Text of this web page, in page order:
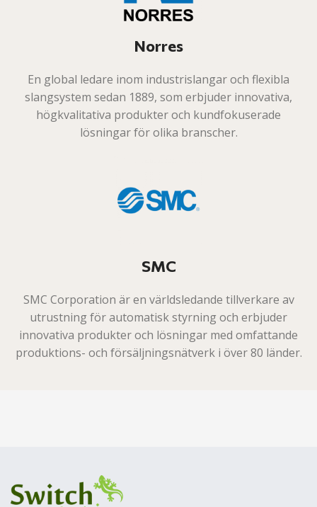
Norres
En global ledare inom industrislangar och flexibla
slangsystem sedan 1889, som erbjuder innovativa,
högkvalitativa produkter och kundfokuserade
lösningar för olika branscher.
SMC
SMC Corporation är en världsledande tillverkare av
utrustning för automatisk styrning och erbjuder
innovativa produkter och lösningar med omfattande
produktions- och försäljningsnätverk i över 80 länder.